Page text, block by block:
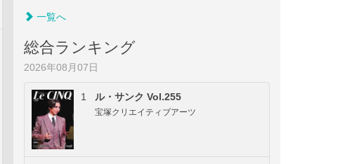
一覧へ
総合ランキング
2026年08月07日
1 ル・サンク Vol.255
宝塚クリエイティブアーツ